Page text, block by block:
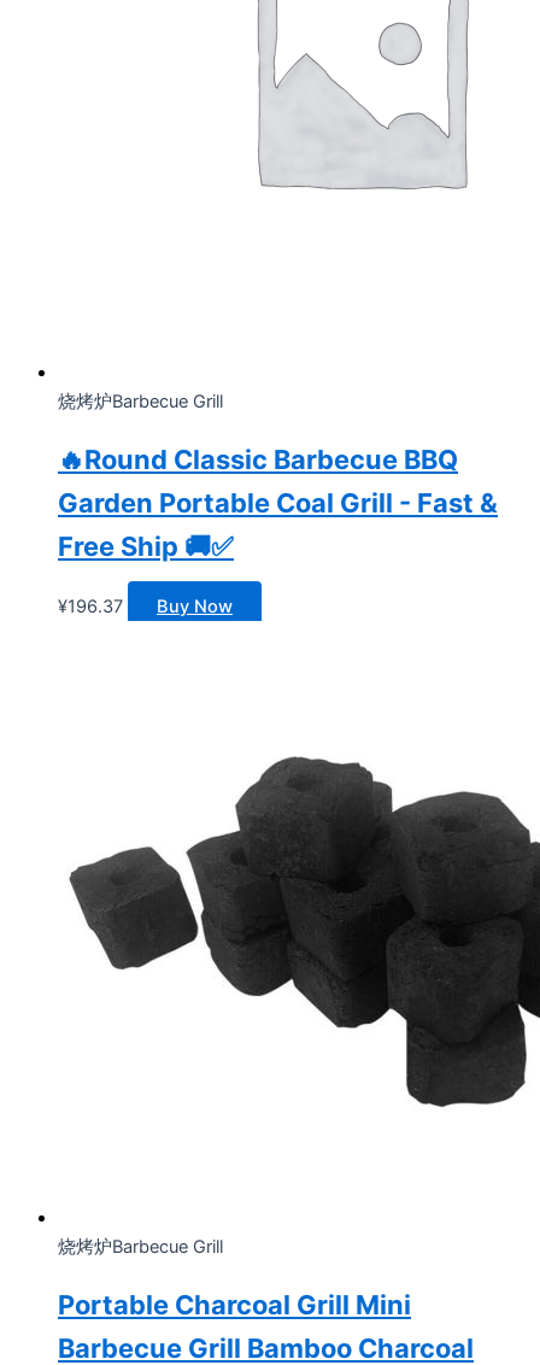
烧烤炉Barbecue Grill
🔥Round Classic Barbecue BBQ
Garden Portable Coal Grill - Fast &
Free Ship 🚚✅
¥196.37 Buy Now
烧烤炉Barbecue Grill
Portable Charcoal Grill Mini
Barbecue Grill Bamboo Charcoal